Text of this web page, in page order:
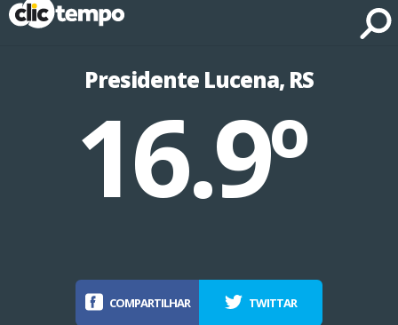
Presidente Lucena, RS
Fonte: CLIMATEMPO METEOROLOGIA
16.9º
COMPARTILHAR TWITTAR